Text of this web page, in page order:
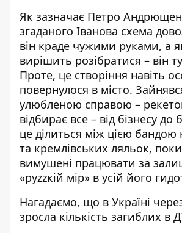
Як зазначає Петро
згаданого Іванова схема
він краде чужими руками, а
вирішить розібратися – він
Проте, це створіння навіть
повернулося в місто.
улюбленою справою –
відбирає все – від бізнесу до
це ділиться між цією бандою
та кремлівських ляльок,
вимушені працювати за
«руzzкій мір» в усій його
Нагадаємо, що в Україні
зросла кількість загиблих в